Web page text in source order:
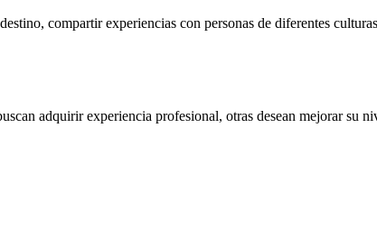
compartir experiencias con personas de diferentes
adquirir experiencia profesional, otras desean mejorar su